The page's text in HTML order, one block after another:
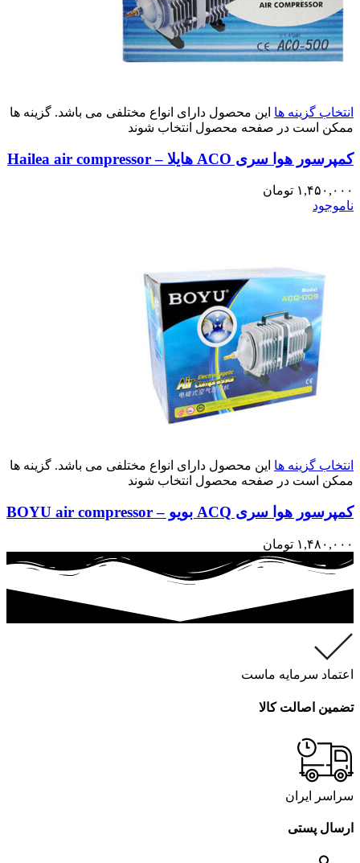
انتخاب گزینه ها این محصول دارای انواع مختلفی می باشد. گزینه ها
ممکن است در صفحه محصول انتخاب شوند
کمپرسور هوا سری ACO هایلا – Hailea air compressor
۱,۴۵۰,۰۰۰ تومان
ناموجود
انتخاب گزینه ها این محصول دارای انواع مختلفی می باشد. گزینه ها
ممکن است در صفحه محصول انتخاب شوند
کمپرسور هوا سری ACQ بویو – BOYU air compressor
۱,۴۸۰,۰۰۰ تومان
اعتماد سرمایه ماست
تضمین اصالت کالا
سراسر ایران
ارسال پستی